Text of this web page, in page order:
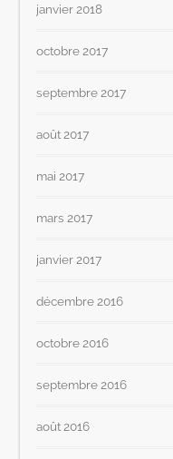
janvier 2018
octobre 2017
septembre 2017
août 2017
mai 2017
mars 2017
janvier 2017
décembre 2016
octobre 2016
septembre 2016
août 2016